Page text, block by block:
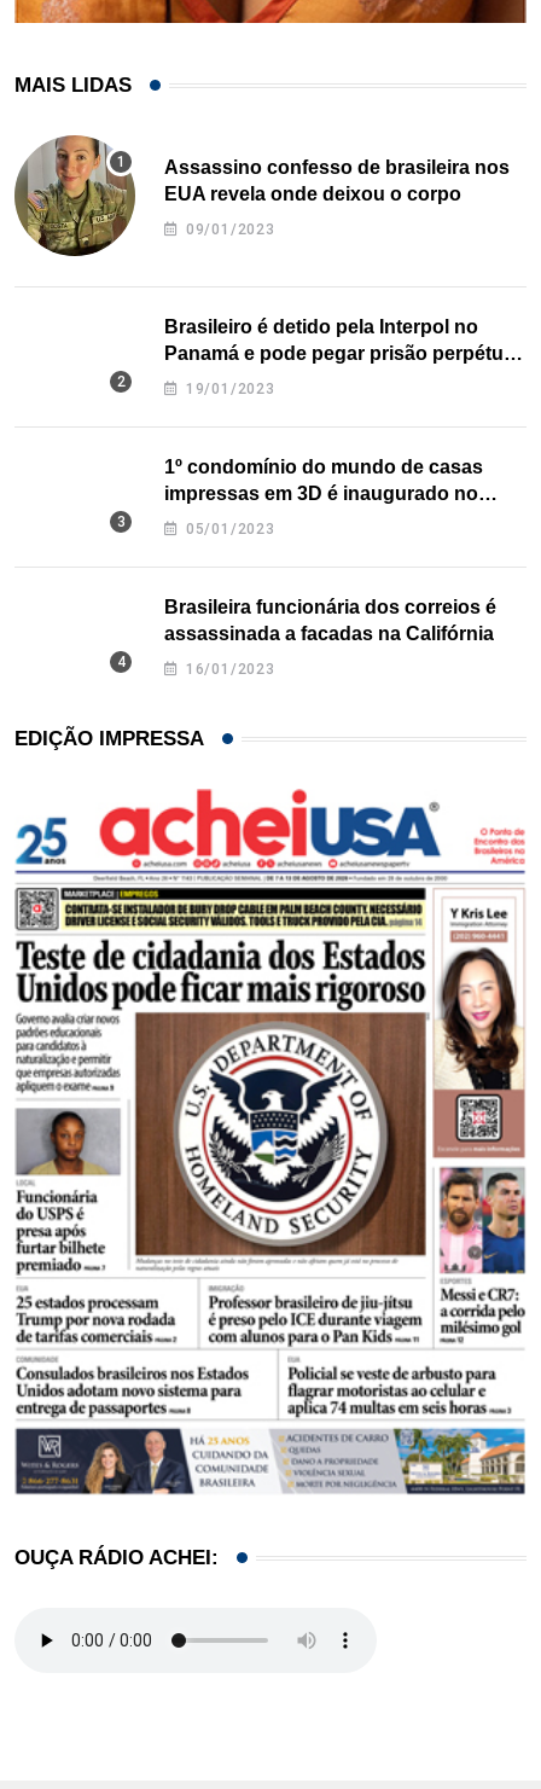
MAIS LIDAS
Assassino confesso de brasileira nos
EUA revela onde deixou o corpo
09/01/2023
Brasileiro é detido pela Interpol no
Panamá e pode pegar prisão perpétua
nos EUA
19/01/2023
1º condomínio do mundo de casas
impressas em 3D é inaugurado no
Texas
05/01/2023
Brasileira funcionária dos correios é
assassinada a facadas na Califórnia
16/01/2023
EDIÇÃO IMPRESSA
OUÇA RÁDIO ACHEI: